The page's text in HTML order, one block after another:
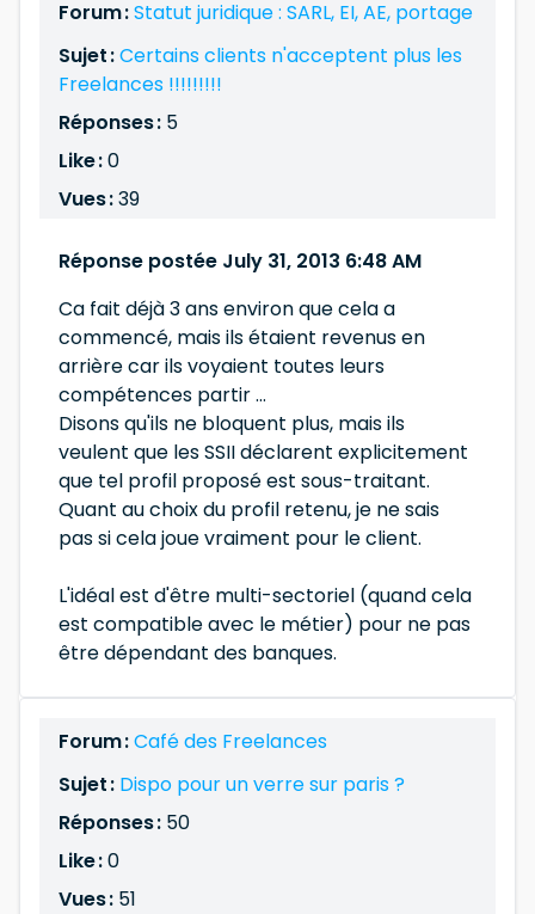
Forum :Statut juridique : SARL, EI, AE, portage
Sujet :Certains clients n'acceptent plus les
Freelances !!!!!!!!!
Réponses : 5
Like :0
Vues :39
Réponse postée July 31, 2013 6:48 AM
Ca fait déjà 3 ans environ que cela a
commencé, mais ils étaient revenus en
arrière car ils voyaient toutes leurs
compétences partir ...
Disons qu'ils ne bloquent plus, mais ils
veulent que les SSII déclarent explicitement
que tel profil proposé est sous-traitant.
Quant au choix du profil retenu, je ne sais
pas si cela joue vraiment pour le client.
L'idéal est d'être multi-sectoriel (quand cela
est compatible avec le métier) pour ne pas
être dépendant des banques.
Forum :Café des Freelances
Sujet : Dispo pour un verre sur paris ?
Réponses : 50
Like :0
Vues : 51